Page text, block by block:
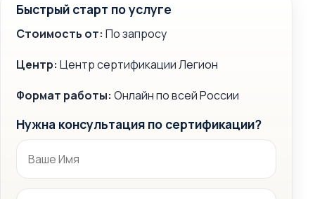
Быстрый старт по услуге
Стоимость от: По запросу
Центр: Центр сертификации Легион
Формат работы: Онлайн по всей России
Нужна консультация по сертификации?